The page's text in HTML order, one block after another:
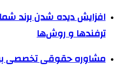
افزایش دیده شدن برند
ترفندها و روش‌ها
مشاوره حقوقی تخصصی به